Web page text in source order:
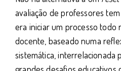
avaliação de professores
era iniciar um processo todo
docente, baseado numa
sistemática, interrelacionada